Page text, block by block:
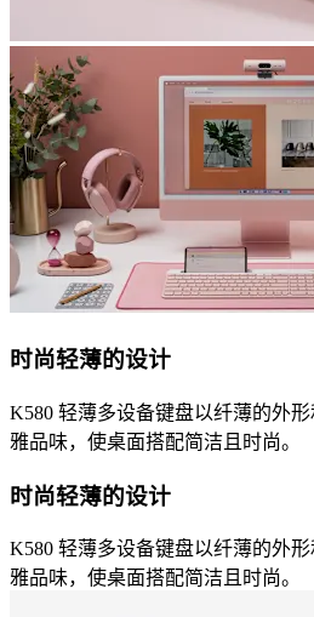
时尚轻薄的设计
K580 轻薄多设备键盘以纤薄的外
雅品味，使桌面搭配简洁且时尚。
时尚轻薄的设计
K580 轻薄多设备键盘以纤薄的外
雅品味，使桌面搭配简洁且时尚。